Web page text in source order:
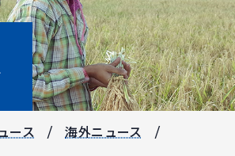
ース 海外ニュース